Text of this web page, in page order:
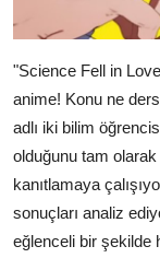
"Science Fell in
anime! Konu ne
adlı iki bilim
olduğunu tam olarak
kanıtlamaya
sonuçları analiz
eğlenceli bir şekilde